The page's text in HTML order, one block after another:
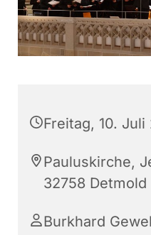
Freitag, 10.
Pauluskirche,
32758 Detmold
Burkhard